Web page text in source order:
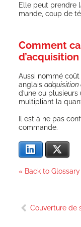
Elle peut prendre
mande, coup de
Comment
d’acquisition
Aus­si nom­mé coût
anglais adqui­si­tion
d’une ou
mul­ti­pliant la
Il est à ne pas
commande.
Lin­ke­dIn
« Back to
de
Couverture de